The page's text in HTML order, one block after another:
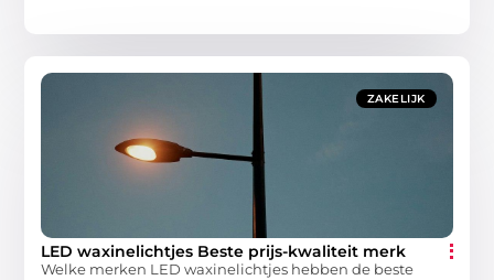
ZAKELIJK
LED waxinelichtjes Beste prijs-kwaliteit merk
Welke merken LED waxinelichtjes hebben de beste